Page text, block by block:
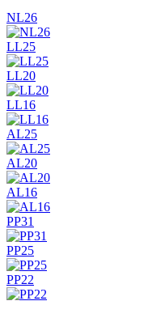
NL26
LL25
LL20
LL16
AL25
AL20
AL16
PP31
PP25
PP22